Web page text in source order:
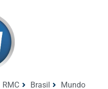
RMC Brasil
Mundo